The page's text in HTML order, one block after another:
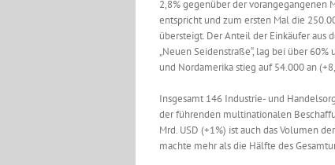
2,8% gegenüber der vorangegangenen
entspricht und zum ersten Mal die
übersteigt. Der Anteil der Einkäufer aus
„Neuen Seidenstraße“, lag bei über
und Nordamerika stieg auf 54.000 an
Insgesamt 146 Industrie- und
der führenden multinationalen
Mrd. USD (+1%) ist auch das Volumen
machte mehr als die Hälfte des